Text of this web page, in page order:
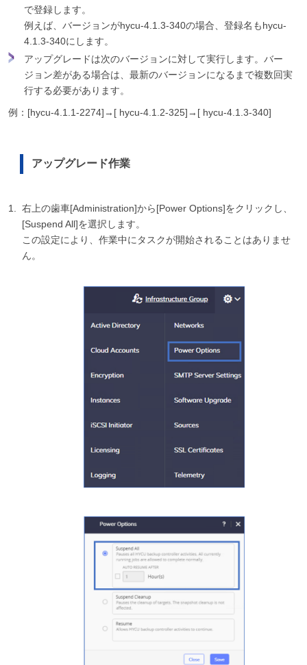
で登録します。
例えば、バージョンがhycu-4.1.3-340の場合、登録名もhycu-
4.1.3-340にします。
アップグレードは次のバージョンに対して実行します。バー
ジョン差がある場合は、最新のバージョンになるまで複数回実
行する必要があります。
例：[hycu-4.1.1-2274]→[ hycu-4.1.2-325]→[ hycu-4.1.3-340]
アップグレード作業
右上の歯車[Administration]から[Power Options]をクリックし、
[Suspend All]を選択します。
この設定により、作業中にタスクが開始されることはありませ
ん。